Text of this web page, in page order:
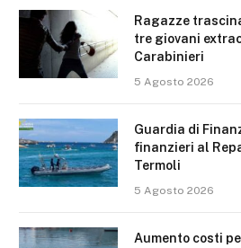
Ragazze
tre giovani
Carabinieri
5 Agosto 2026
Guardia di
finanzieri al
Termoli
5 Agosto 2026
Aumento costi